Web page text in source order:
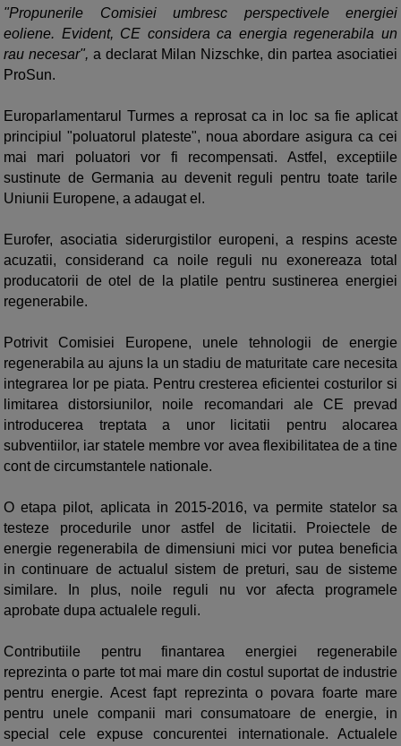
"Propunerile Comisiei umbresc perspectivele energiei
eoliene. Evident, CE considera ca energia regenerabila un
rau necesar", a declarat Milan Nizschke, din partea asociatiei
ProSun.
Europarlamentarul Turmes a reprosat ca in loc sa fie aplicat
principiul "poluatorul plateste", noua abordare asigura ca cei
mai mari poluatori vor fi recompensati. Astfel, exceptiile
sustinute de Germania au devenit reguli pentru toate tarile
Uniunii Europene, a adaugat el.
Eurofer, asociatia siderurgistilor europeni, a respins aceste
acuzatii, considerand ca noile reguli nu exonereaza total
producatorii de otel de la platile pentru sustinerea energiei
regenerabile.
Potrivit Comisiei Europene, unele tehnologii de energie
regenerabila au ajuns la un stadiu de maturitate care necesita
integrarea lor pe piata. Pentru cresterea eficientei costurilor si
limitarea distorsiunilor, noile recomandari ale CE prevad
introducerea treptata a unor licitatii pentru alocarea
subventiilor, iar statele membre vor avea flexibilitatea de a tine
cont de circumstantele nationale.
O etapa pilot, aplicata in 2015-2016, va permite statelor sa
testeze procedurile unor astfel de licitatii. Proiectele de
energie regenerabila de dimensiuni mici vor putea beneficia
in continuare de actualul sistem de preturi, sau de sisteme
similare. In plus, noile reguli nu vor afecta programele
aprobate dupa actualele reguli.
Contributiile pentru finantarea energiei regenerabile
reprezinta o parte tot mai mare din costul suportat de industrie
pentru energie. Acest fapt reprezinta o povara foarte mare
pentru unele companii mari consumatoare de energie, in
special cele expuse concurentei internationale. Actualele